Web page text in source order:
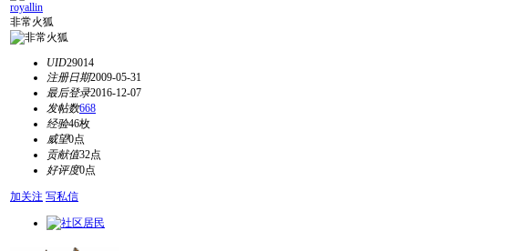
royallin
非常火狐
UID29014
注册日期2009-05-31
最后登录2016-12-07
发帖数668
经验46枚
威望0点
贡献值32点
好评度0点
加关注 写私信